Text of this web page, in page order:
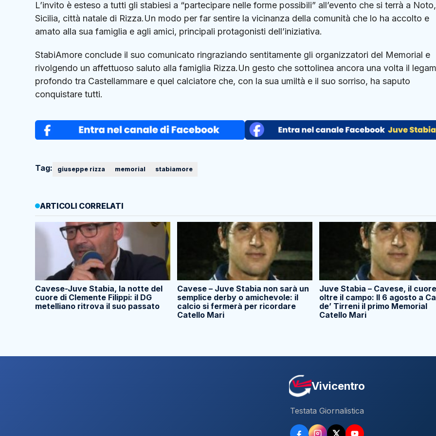
L’invito è esteso a tutti gli stabiesi a “partecipare nelle forme possibili” all’evento che si terrà a
Sicilia, città natale di Rizza.Un modo per far sentire la vicinanza della comunità che lo ha accolto e
amato alla sua famiglia e agli amici, principali protagonisti dell’iniziativa.
StabiAmore conclude il suo comunicato ringraziando sentitamente gli organizzatori del Memorial e
rivolgendo un affettuoso saluto alla famiglia Rizza.Un gesto che sottolinea ancora una volta il
profondo tra Castellammare e quel calciatore che, con la sua umiltà e il suo sorriso, ha saputo
conquistare tutti.
Tag: giuseppe rizza memorial stabiamore
ARTICOLI CORRELATI
Cavese-Juve Stabia, la notte del
cuore di Clemente Filippi: il DG
metelliano ritrova il suo passato
Cavese – Juve Stabia non sarà un
semplice derby o amichevole: il
calcio si fermerà per ricordare
Catello Mari
Juve Stabia – Cavese, il cuore
oltre il campo: Il 6 agosto a
de’ Tirreni il primo Memorial
Catello Mari
Vivicentro
Testata Giornalistica